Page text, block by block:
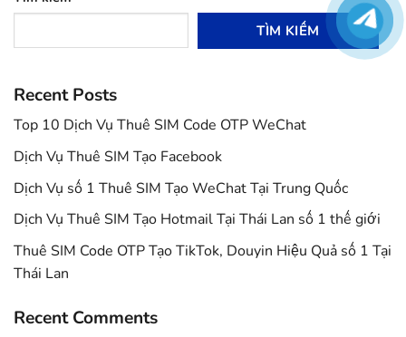
TÌM KIẾM
Recent Posts
Top 10 Dịch Vụ Thuê SIM Code OTP WeChat
Dịch Vụ Thuê SIM Tạo Facebook
Dịch Vụ số 1 Thuê SIM Tạo WeChat Tại Trung Quốc
Dịch Vụ Thuê SIM Tạo Hotmail Tại Thái Lan số 1 thế giới
Thuê SIM Code OTP Tạo TikTok, Douyin Hiệu Quả số 1 Tại
Thái Lan
Recent Comments